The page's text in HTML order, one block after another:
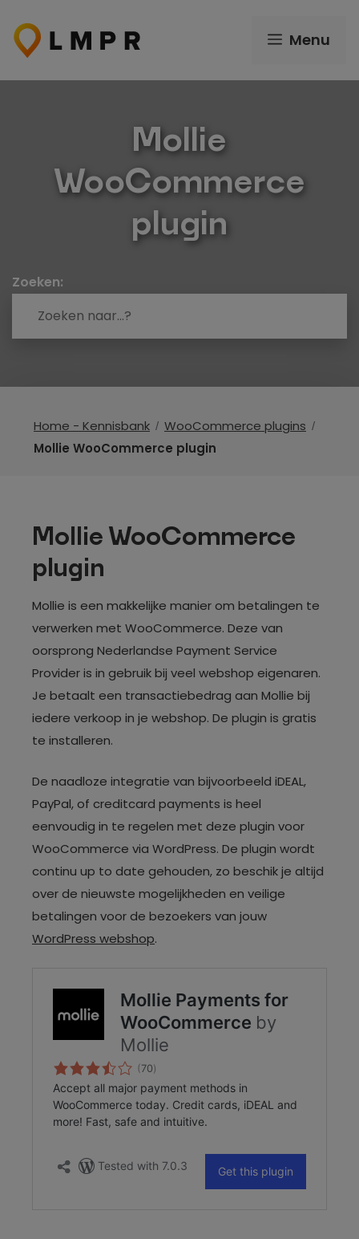
naar
inhoud
Menu
Mollie
WooCommerce
plugin
Zoeken:
Home - Kennisbank
WooCommerce plugins
Mollie WooCommerce plugin
Mollie WooCommerce
plugin
Mollie is een makkelijke manier om betalingen te
verwerken met WooCommerce. Deze van
oorsprong Nederlandse Payment Service
Provider is in gebruik bij veel webshop eigenaren.
Je betaalt een transactiebedrag aan Mollie bij
iedere verkoop in je webshop. De plugin is gratis
te installeren.
De naadloze integratie van bijvoorbeeld iDEAL,
PayPal, of creditcard payments is heel
eenvoudig in te regelen met deze plugin voor
WooCommerce via WordPress. De plugin wordt
continu up to date gehouden, zo beschik je altijd
over de nieuwste mogelijkheden en veilige
betalingen voor de bezoekers van jouw
WordPress webshop.